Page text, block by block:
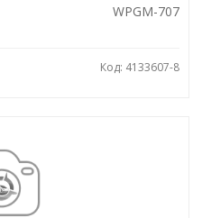
WPGM-707
Код: 4133607-8